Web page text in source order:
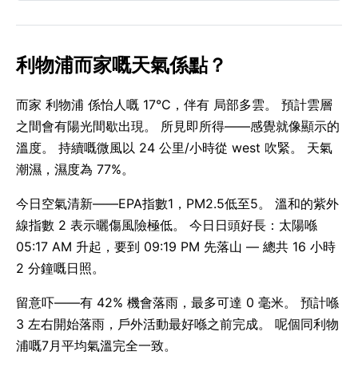
利物浦而家嘅天氣係點？
而家 利物浦 係怡人嘅 17°C，伴有 局部多雲。 預計雲層
之間會有陽光間歇出現。 所見即所得——感覺就像顯示的
溫度。 持續嘅微風以 24 公里/小時從 west 吹緊。 天氣
潮濕，濕度為 77%。
今日空氣清新——EPA指數1，PM2.5低至5。 溫和的紫外
線指數 2 表示曬傷風險極低。 今日日頭好長：太陽喺
05:17 AM 升起，要到 09:19 PM 先落山 — 總共 16 小時
2 分鐘嘅日照。
留意吓——有 42% 機會落雨，最多可達 0 毫米。 預計喺
3 左右開始落雨，戶外活動最好喺之前完成。 呢個同利物
浦嘅7月平均氣溫完全一致。